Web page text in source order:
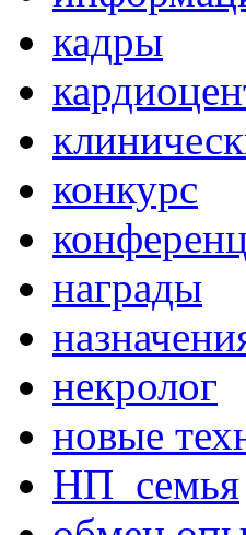
кадры
конкурс
награды
некролог
новые
НП_семья